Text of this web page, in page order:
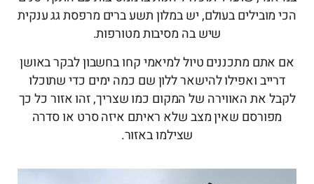
הכי מובילים בעולם, יש במלון תשע ברים מרפסת גג ענקית
שיש בה מסיבות מטורפות.
אם אתם מתכננים טיול למיאמי קחו בחשבון לבקר באושן
דרייב ואפילו להישאר ללון שם כמה ימים כדי שתוכלו
לקבל את האווירה של המקום כמו שצריך, זהו אזור כל כך
מפורסם שאין מצב שלא ראיתם איזה סרט או סדרה
שצילמו באזור.